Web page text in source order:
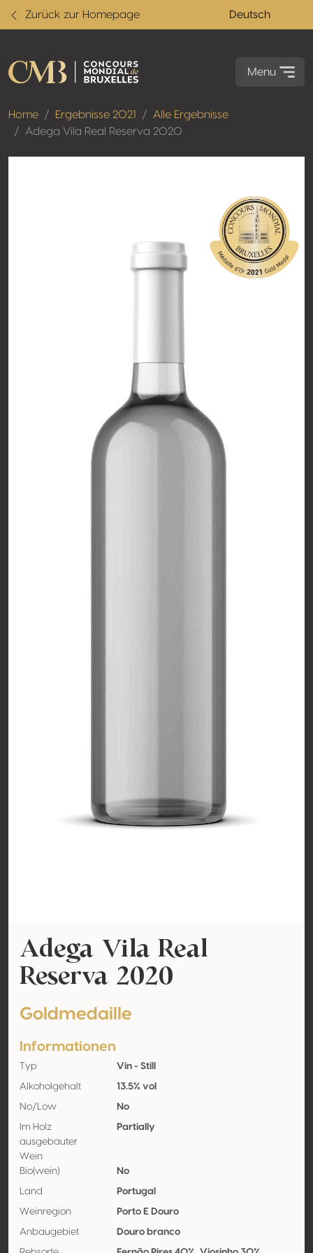
Zurück zur Homepage Deutsch
Menu
Home Ergebnisse 2021
Alle Ergebnisse
Adega Vila Real Reserva 2020
Adega Vila Real
Reserva 2020
Goldmedaille
Informationen
Typ Vin - Still
Alkoholgehalt 13.5% vol
No/Low No
Im Holz
ausgebauter
Wein
Partially
Bio(wein) No
Land Portugal
Weinregion Porto E Douro
Anbaugebiet Douro branco